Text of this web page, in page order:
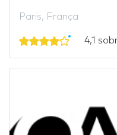
Paris, França
4,1